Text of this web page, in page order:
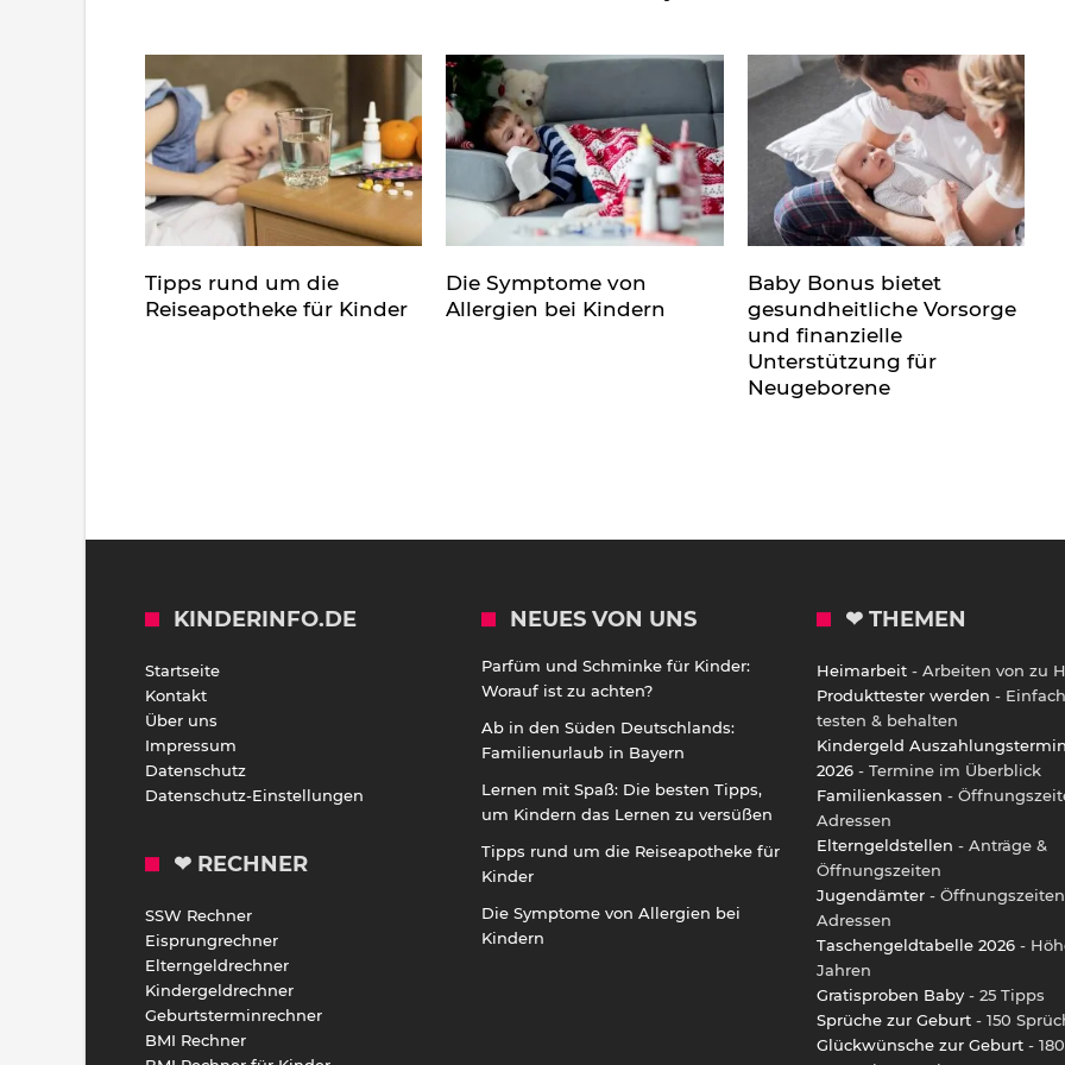
Tipps rund um die
Reiseapotheke für Kinder
Die Symptome von
Allergien bei Kindern
Baby Bonus bietet
gesundheitliche Vorsorge
und finanzielle
Unterstützung für
Neugeborene
KINDERINFO.DE
Startseite
Kontakt
Über uns
Impressum
Datenschutz
Datenschutz-Einstellungen
❤ RECHNER
SSW Rechner
Eisprungrechner
Elterngeldrechner
Kindergeldrechner
Geburtsterminrechner
BMI Rechner
NEUES VON UNS
Parfüm und Schminke für Kinder:
Worauf ist zu achten?
Ab in den Süden Deutschlands:
Familienurlaub in Bayern
Lernen mit Spaß: Die besten Tipps,
um Kindern das Lernen zu versüßen
Tipps rund um die Reiseapotheke für
Kinder
Die Symptome von Allergien bei
Kindern
❤ THEMEN
Heimarbeit - Arbeiten von zu
Produkttester werden - Einfach
testen & behalten
Kindergeld
2026 - Termine im Überblick
Familienkassen -
Adressen
Elterngeldstellen - Anträge &
Öffnungszeiten
Jugendämter -
Adressen
Taschengeldtabelle 2026 -
Jahren
Gratisproben Baby - 25 Tipps
Sprüche zur Geburt - 150
Glückwünsche zur Geburt - 180